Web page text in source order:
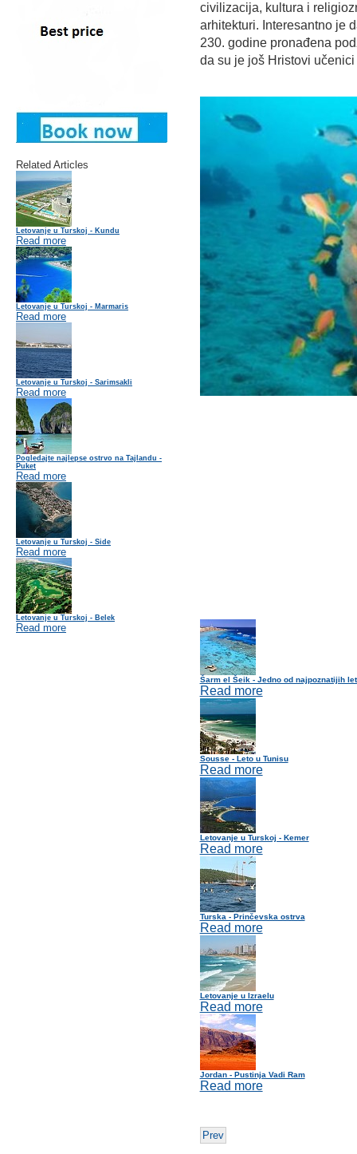
Related Articles
Letovanje u Turskoj - Kundu
Read more
Letovanje u Turskoj - Marmaris
Read more
Letovanje u Turskoj - Sarimsakli
Read more
Pogledajte najlepse ostrvo na Tajlandu -
Puket
Read more
Letovanje u Turskoj - Side
Read more
Letovanje u Turskoj - Belek
Read more
civilizacija, kultura i
arhitekturi. Interesantno je
230. godine pronađena
da su je još Hristovi
Šarm el Šeik - Jedno od najpoznatijih
Read more
Sousse - Leto u Tunisu
Read more
Letovanje u Turskoj - Kemer
Read more
Turska - Prinčevska ostrva
Read more
Letovanje u Izraelu
Read more
Jordan - Pustinja Vadi Ram
Read more
Prev